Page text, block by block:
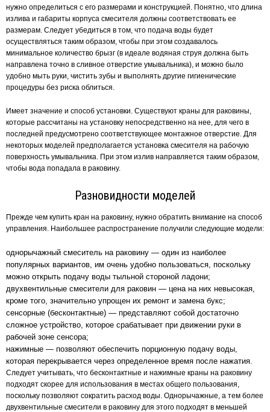
нужно определиться с его размерами и конструкцией. Понятно, что длина
излива и габариты корпуса смесителя должны соответствовать ее
размерам. Следует убедиться в том, что подача воды будет
осуществляться таким образом, чтобы при этом создавалось
минимальное количество брызг (в идеале водяная струя должна быть
направлена точно в сливное отверстие умывальника), и можно было
удобно мыть руки, чистить зубы и выполнять другие гигиенические
процедуры без риска облиться.
Имеет значение и способ установки. Существуют краны для раковины,
которые рассчитаны на установку непосредственно на нее, для чего в
последней предусмотрено соответствующее монтажное отверстие. Для
некоторых моделей предполагается установка смесителя на рабочую
поверхность умывальника. При этом излив направляется таким образом,
чтобы вода попадала в раковину.
Разновидности моделей
Прежде чем купить кран на раковину, нужно обратить внимание на способ
управления. Наибольшее распространение получили следующие модели:
однорычажный смеситель на раковину — один из наиболее
популярных вариантов, им очень удобно пользоваться, поскольку
можно открыть подачу воды тыльной стороной ладони;
двухвентильные смесители для раковин — цена на них невысокая,
кроме того, значительно упрощен их ремонт и замена букс;
сенсорные (бесконтактные) — представляют собой достаточно
сложное устройство, которое срабатывает при движении руки в
рабочей зоне сенсора;
нажимные — позволяют обеспечить порционную подачу воды,
которая перекрывается через определенное время после нажатия.
Следует учитывать, что бесконтактные и нажимные краны на раковину
подходят скорее для использования в местах общего пользования,
поскольку позволяют сократить расход воды. Однорычажные, а тем более
двухвентильные смесители в раковину для этого подходят в меньшей